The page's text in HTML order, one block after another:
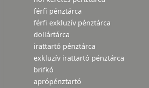
férfi pénztárca
férfi exkluzív pénztárca
dollártárca
irattartó pénztárca
exkluzív irattartó pénztárca
brifkó
aprópénztartó